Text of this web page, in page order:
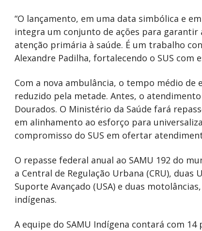
“O lançamento, em uma data simbólica e
integra um conjunto de ações para garantir
atenção primária à saúde. É um trabalho
Alexandre Padilha, fortalecendo o SUS
Com a nova ambulância, o tempo médio
reduzido pela metade. Antes, o
Dourados. O Ministério da Saúde fará
em alinhamento ao esforço para
compromisso do SUS em ofertar
O repasse federal anual ao SAMU 192 do
a Central de Regulação Urbana (CRU), duas
Suporte Avançado (USA) e duas
indígenas.
A equipe do SAMU Indígena contará com